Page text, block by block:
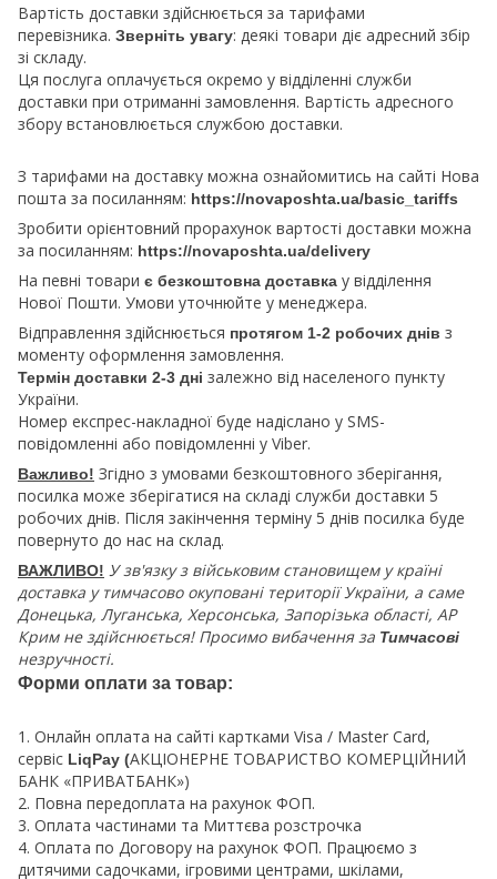
Вартість доставки здійснюється за тарифами
перевізника. Зверніть увагу: деякі товари діє адресний збір
зі складу.
Ця послуга оплачується окремо у відділенні служби
доставки при отриманні замовлення. Вартість адресного
збору встановлюється службою доставки.
З тарифами на доставку можна ознайомитись на сайті Нова
пошта за посиланням: https://novaposhta.ua/basic_tariffs
Зробити орієнтовний прорахунок вартості доставки можна
за посиланням: https://novaposhta.ua/delivery
На певні товари є безкоштовна доставка у відділення
Нової Пошти. Умови уточнюйте у менеджера.
Відправлення здійснюється протягом 1-2 робочих днів з
моменту оформлення замовлення.
Термін доставки 2-3 дні залежно від населеного пункту
України.
Номер експрес-накладної буде надіслано у SMS-
повідомленні або повідомленні у Viber.
Важливо! Згідно з умовами безкоштовного зберігання,
посилка може зберігатися на складі служби доставки 5
робочих днів. Після закінчення терміну 5 днів посилка буде
повернуто до нас на склад.
ВАЖЛИВО! У зв'язку з військовим становищем у країні
доставка у тимчасово окуповані території України, а саме
Донецька, Луганська, Херсонська, Запорізька області, АР
Крим не здійснюється! Просимо вибачення за Тимчасові
незручності.
Форми оплати за товар:
1. Онлайн оплата на сайті картками Visa / Master Card,
сервіс LiqPay (АКЦІОНЕРНЕ ТОВАРИСТВО КОМЕРЦІЙНИЙ
БАНК «ПРИВАТБАНК»)
2. Повна передоплата на рахунок ФОП.
3. Оплата частинами та Миттєва розстрочка
4. Оплата по Договору на рахунок ФОП. Працюємо з
дитячими садочками, ігровими центрами, шкілами,